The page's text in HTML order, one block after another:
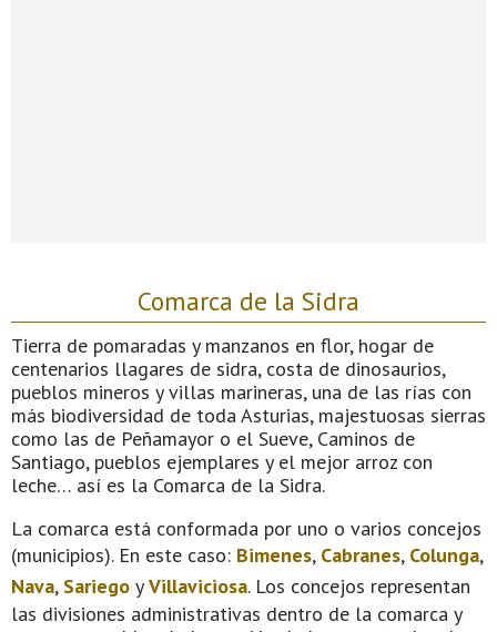
Comarca de la Sidra
Tierra de pomaradas y manzanos en flor, hogar de
centenarios llagares de sidra, costa de dinosaurios,
pueblos mineros y villas marineras, una de las rías con
más biodiversidad de toda Asturias, majestuosas sierras
como las de Peñamayor o el Sueve, Caminos de
Santiago, pueblos ejemplares y el mejor arroz con
leche… así es la Comarca de la Sidra.
La comarca está conformada por uno o varios concejos
(municipios). En este caso: Bimenes, Cabranes, Colunga,
Nava, Sariego yVillaviciosa. Los concejos representan
las divisiones administrativas dentro de la comarca y